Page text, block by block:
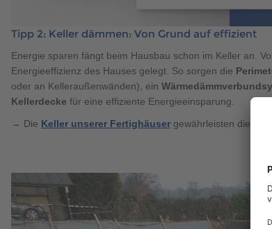
Tipp 2: Keller dämmen: Von Grund auf effizient
Energie sparen fängt beim Hausbau schon im Keller an.
Energieeffizienz des Hauses gelegt. So sorgen die
oder an Kelleraußenwänden), ein
Kellerdecke für eine effiziente Energieeinsparung.
→ Die Keller unserer Fertighäuser gewährleisten diese